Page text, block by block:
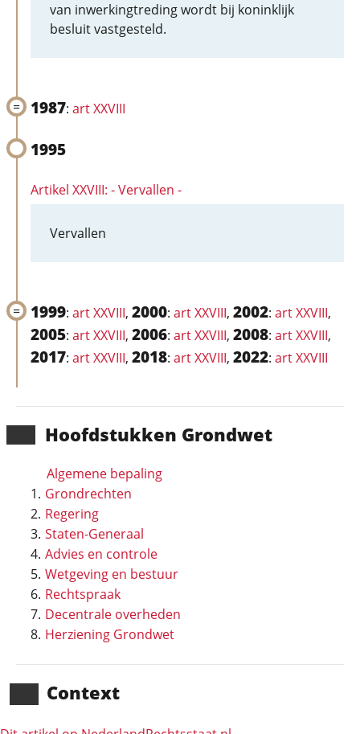
Hoofd­stukken Grondwet
Algemene bepaling
Grondrechten
Regering
Staten-Generaal
Advies en controle
Wetgeving en bestuur
Rechtspraak
Decentrale overheden
Herziening Grondwet
Context
van inwerkingtreding wordt bij koninklijk
besluit vastgesteld.
1987: art XXVIII
1995
Artikel XXVIII: - Vervallen -
Vervallen
1999: art XXVIII, 2000: art XXVIII, 2002: art XXVIII,
2005: art XXVIII, 2006: art XXVIII, 2008: art XXVIII,
2017: art XXVIII, 2018: art XXVIII, 2022: art XXVIII